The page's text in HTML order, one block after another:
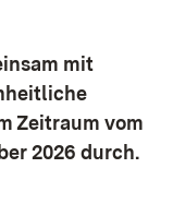
mit
Zeitraum vom
2026 durch.